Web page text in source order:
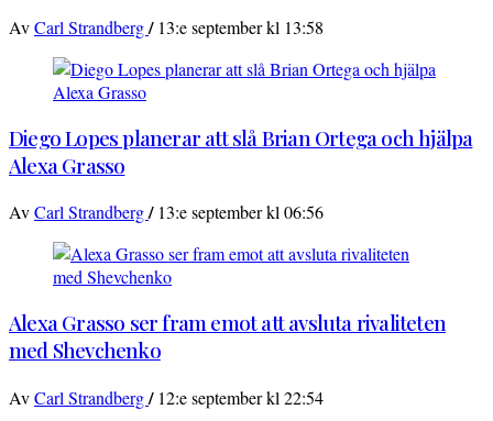
AvCarl Strandberg/ 13:e september kl 13:58
Diego Lopes planerar att slå Brian Ortega och hjälpa
Alexa Grasso
AvCarl Strandberg/ 13:e september kl 06:56
Alexa Grasso ser fram emot att avsluta rivaliteten
med Shevchenko
AvCarl Strandberg/ 12:e september kl 22:54